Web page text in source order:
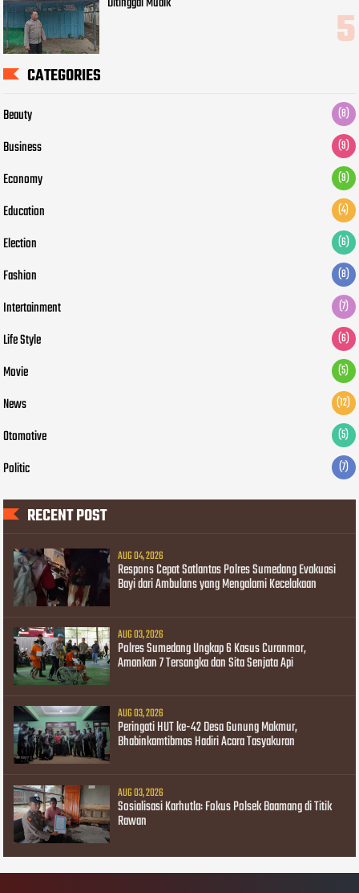
CATEGORIES
Beauty (8)
Business (9)
Economy (9)
Education (4)
Election (6)
Fashion (8)
Intertainment (7)
Life Style (6)
Movie (5)
News (12)
Otomotive (5)
Politic (7)
RECENT POST
AUG 04, 2026
Respons Cepat Satlantas Polres Sumedang Evakuasi
Bayi dari Ambulans yang Mengalami Kecelakaan
AUG 03, 2026
Polres Sumedang Ungkap 6 Kasus Curanmor,
Amankan 7 Tersangka dan Sita Senjata Api
AUG 03, 2026
Peringati HUT ke-42 Desa Gunung Makmur,
Bhabinkamtibmas Hadiri Acara Tasyakuran
AUG 03, 2026
Sosialisasi Karhutla: Fokus Polsek Baamang di Titik
Rawan